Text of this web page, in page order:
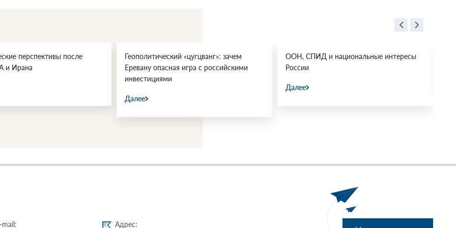
перспективы после
и Ирана
Геополитический «цугцванг»: зачем
Еревану опасная игра с российскими
инвестициями
Далее
ООН, СПИД и национальные интересы
России
Далее
mail: Адрес: